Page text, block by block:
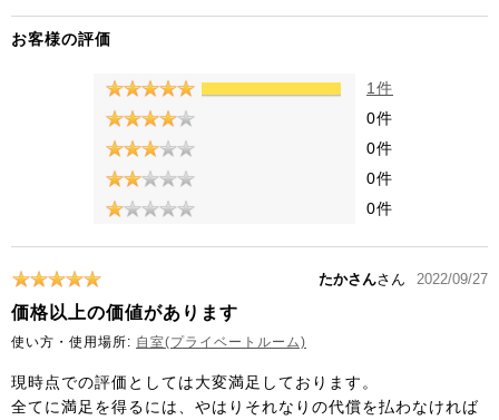
お客様の評価
1件
0件
0件
0件
0件
たかさんさん 2022/09/27
価格以上の価値があります
使い方・使用場所: 自室(プライベートルーム)
現時点での評価としては大変満足しております。
全てに満足を得るには、やはりそれなりの代償を払わなければ